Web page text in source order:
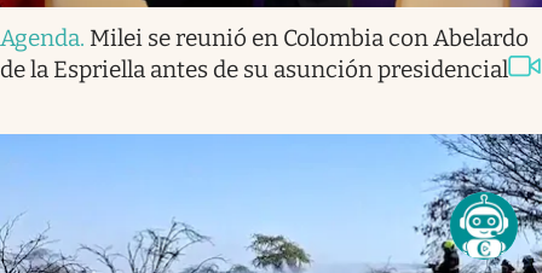
Agenda. Milei se reunió en Colombia con Abelardo
de la Espriella antes de su asunción presidencial